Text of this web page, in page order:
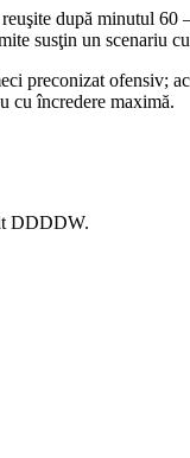
după minutul 60
susţin un scenariu
preconizat ofensiv;
cu încredere maximă.
DDDDW.